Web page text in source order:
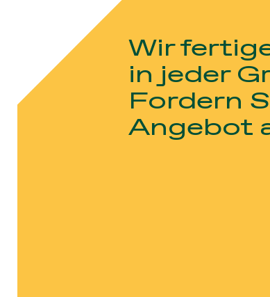
Wir
in jeder
Fordern
Angebot